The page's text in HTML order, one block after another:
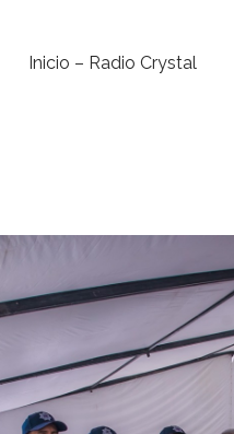
Inicio – Radio Crystal